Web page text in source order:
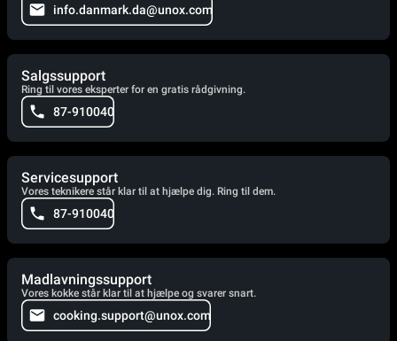
info.danmark.da@unox.com
Salgssupport
Ring til vores eksperter for en gratis rådgivning.
87-910040
Servicesupport
Vores teknikere står klar til at hjælpe dig. Ring til dem.
87-910040
Madlavningssupport
Vores kokke står klar til at hjælpe og svarer snart.
cooking.support@unox.com